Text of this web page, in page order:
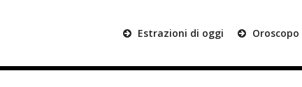
Estrazioni di oggi Oroscopo